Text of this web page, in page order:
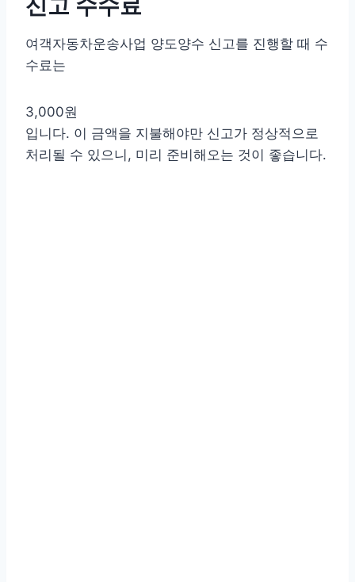
여객자동차운송사업 양도양수 신고를 진행할 때 수
수료는
3,000원
입니다. 이 금액을 지불해야만 신고가 정상적으로
처리될 수 있으니, 미리 준비해오는 것이 좋습니다.